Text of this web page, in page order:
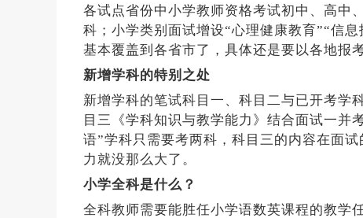
各试点省份中小学教师资格考试初中、高中
科；小学类别面试增设“心理健康教育”“信
基本覆盖到各省市了，具体还是要以各地报
新增学科的特别之处
新增学科的笔试科目一、科目二与已开考学
目三《学科知识与教学能力》结合面试一并
语”学科只需要考两科，科目三的内容在面
力就没那么大了。
小学全科是什么？
全科教师需要能胜任小学语数英课程的教学